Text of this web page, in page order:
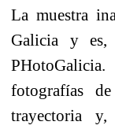
La muestra
Galicia y es,
fotografías
trayectoria